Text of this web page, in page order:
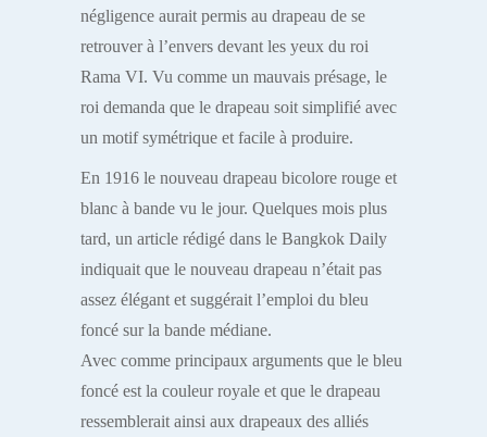
négligence aurait permis au drapeau de se
retrouver à l’envers devant les yeux du roi
Rama VI. Vu comme un mauvais présage, le
roi demanda que le drapeau soit simplifié avec
un motif symétrique et facile à produire.
En 1916 le nouveau drapeau bicolore rouge et
blanc à bande vu le jour. Quelques mois plus
tard, un article rédigé dans le Bangkok Daily
indiquait que le nouveau drapeau n’était pas
assez élégant et suggérait l’emploi du bleu
foncé sur la bande médiane.
Avec comme principaux arguments que le bleu
foncé est la couleur royale et que le drapeau
ressemblerait ainsi aux drapeaux des alliés